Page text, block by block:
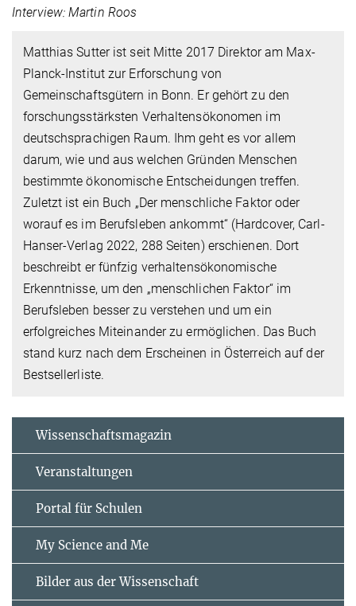
Interview: Martin Roos
Matthias Sutter ist seit Mitte 2017 Direktor am Max-
Planck-Institut zur Erforschung von
Gemeinschaftsgütern in Bonn. Er gehört zu den
forschungsstärksten Verhaltensökonomen im
deutschsprachigen Raum. Ihm geht es vor allem
darum, wie und aus welchen Gründen Menschen
bestimmte ökonomische Entscheidungen treffen.
Zuletzt ist ein Buch „Der menschliche Faktor oder
worauf es im Berufsleben ankommt“ (Hardcover, Carl-
Hanser-Verlag 2022, 288 Seiten) erschienen. Dort
beschreibt er fünfzig verhaltensökonomische
Erkenntnisse, um den „menschlichen Faktor“ im
Berufsleben besser zu verstehen und um ein
erfolgreiches Miteinander zu ermöglichen. Das Buch
stand kurz nach dem Erscheinen in Österreich auf der
Bestsellerliste.
Wissenschaftsmagazin
Veranstaltungen
Portal für Schulen
My Science and Me
Bilder aus der Wissenschaft